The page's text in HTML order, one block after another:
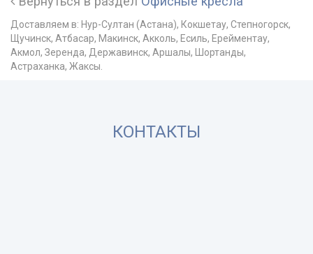
Доставляем в: Нур-Султан (Астана), Кокшетау, Степногорск,
Щучинск, Атбасар, Макинск, Акколь, Есиль, Ерейментау,
Акмол, Зеренда, Державинск, Аршалы, Шортанды,
Астраханка, Жаксы.
КОНТАКТЫ